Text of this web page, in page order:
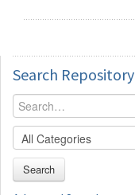
Search Repository
Search